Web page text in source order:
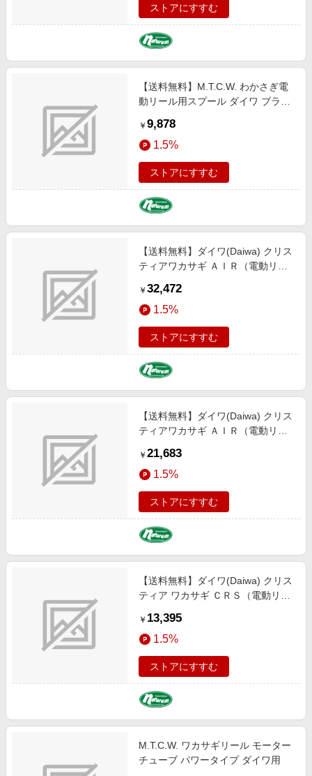
ストアにすすむ
【送料無料】M.T.C.W. わかさぎ電
動リール用スプール ダイワ ブラッ
￥ 9,878
1.5%
ストアにすすむ
【送料無料】ダイワ(Daiwa) クリス
ティアワカサギ ＡＩＲ（電動リー
03402140
￥ 32,472
1.5%
ストアにすすむ
【送料無料】ダイワ(Daiwa) クリス
ティアワカサギ ＡＩＲ（電動リー
￥ 21,683
1.5%
ストアにすすむ
【送料無料】ダイワ(Daiwa) クリス
ティア ワカサギ ＣＲＳ（電動リー
￥ 13,395
1.5%
ストアにすすむ
M.T.C.W. ワカサギリール モーター
チューブ パワータイプ ダイワ用